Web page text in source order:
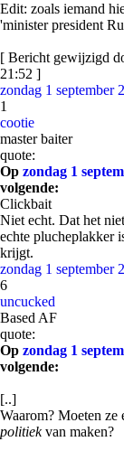
Edit: zoals iemand
'minister president
[ Bericht gewijzigd
21:52 ]
zondag 1 september
1
cootie
master baiter
quote:
Op zondag 1
volgende:
Clickbait
Niet echt. Dat het
echte plucheplakker
krijgt.
zondag 1 september
6
uncucked
Based AF
quote:
Op zondag 1
volgende:
[..]
Waarom? Moeten ze
politiekvan maken?